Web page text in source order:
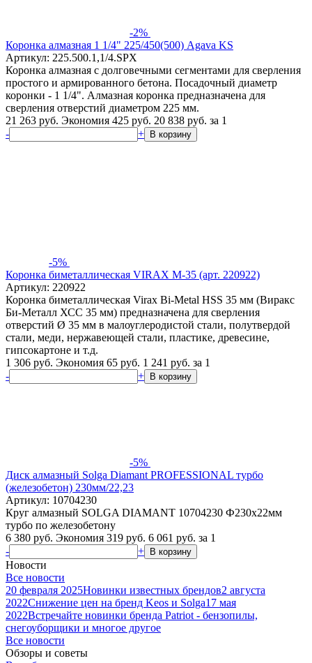
-2%
Коронка алмазная 1 1/4" 225/450(500) Agava KS
Артикул: 225.500.1,1/4.SPX
Коронка алмазная с долговечными сегментами для сверления
простого и армированного бетона. Посадочный диаметр
коронки - 1 1/4". Алмазная коронка предназначена для
сверления отверстий диаметром 225 мм.
21 263 руб. Экономия 425 руб. 20 838 руб. за 1
-
+ В корзину
-5%
Коронка биметаллическая VIRAX М-35 (арт. 220922)
Артикул: 220922
Коронка биметаллическая Virax Bi-Mеtal HSS 35 мм (Виракс
Би-Металл ХСС 35 мм) предназначена для сверления
отверстий Ø 35 мм в малоуглеродистой стали, полутвердой
стали, меди, нержавеющей стали, пластике, древесине,
гипсокартоне и т.д.
1 306 руб. Экономия 65 руб. 1 241 руб. за 1
-
+ В корзину
-5%
Диск алмазный Solga Diamant PROFESSIONAL турбо
(железобетон) 230мм/22,23
Артикул: 10704230
Круг алмазный SOLGA DIAMANT 10704230 Ф230х22мм
турбо по железобетону
6 380 руб. Экономия 319 руб. 6 061 руб. за 1
-
+ В корзину
Новости
Все новости
20 февраля 2025Новинки известных брендов2 августа
2022Снижение цен на бренд Keos и Solga17 мая
2022Встречайте новинки бренда Patriot - бензопилы,
снегоуборщики и многое другое
Все новости
Обзоры и советы